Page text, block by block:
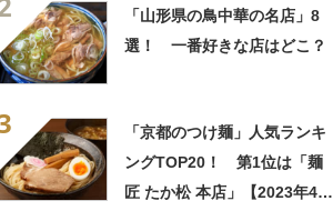
「山形県の鳥中華の名店」8
選！ 一番好きな店はどこ？
「京都のつけ麺」人気ランキ
ングTOP20！ 第1位は「麺
匠 たか松 本店」【2023年4月